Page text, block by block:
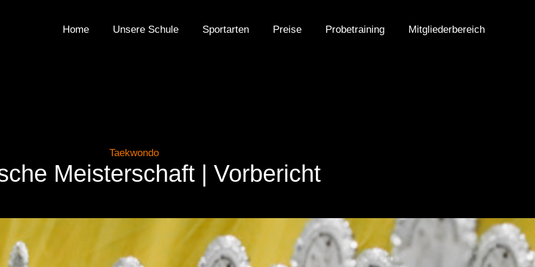
Home Unsere Schule Sportarten Preise Probetraining Mitgliederbereich
Taekwondo
Meisterschaft | Vorbericht